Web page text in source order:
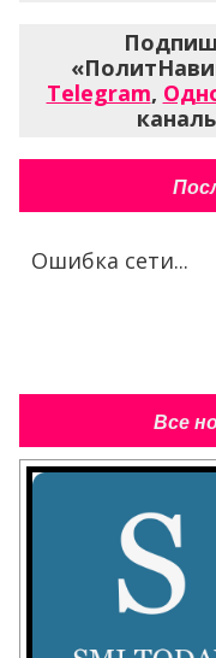
Telegram,
Ошибка сети...
Все